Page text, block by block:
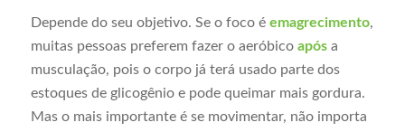
Depende do seu objetivo. Se o foco é emagrecimento,
muitas pessoas preferem fazer o aeróbico apósa
musculação, pois o corpo já terá usado parte dos
estoques de glicogênio e pode queimar mais gordura.
Mas o mais importante é se movimentar, não importa